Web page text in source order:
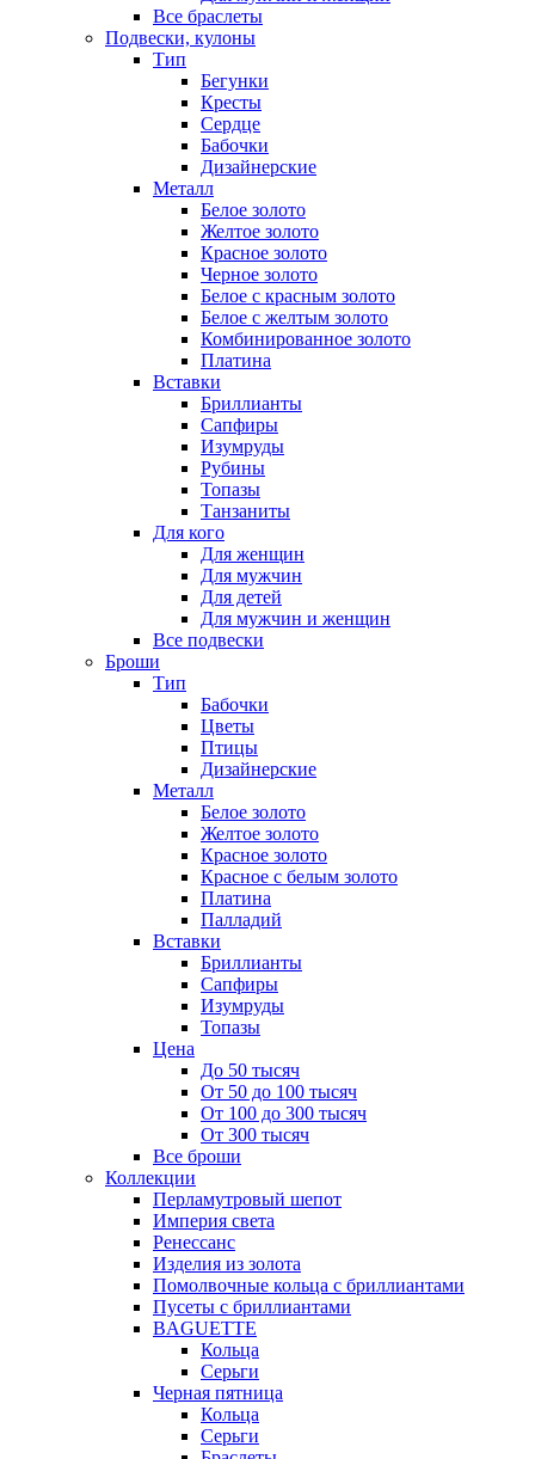
Все браслеты
Подвески, кулоны
Тип
Бегунки
Кресты
Сердце
Бабочки
Дизайнерские
Металл
Белое золото
Желтое золото
Красное золото
Черное золото
Белое с красным золото
Белое с желтым золото
Комбинированное золото
Платина
Вставки
Бриллианты
Сапфиры
Изумруды
Рубины
Топазы
Танзаниты
Для кого
Для женщин
Для мужчин
Для детей
Для мужчин и женщин
Все подвески
Броши
Тип
Бабочки
Цветы
Птицы
Дизайнерские
Металл
Белое золото
Желтое золото
Красное золото
Красное с белым золото
Платина
Палладий
Вставки
Бриллианты
Сапфиры
Изумруды
Топазы
Цена
До 50 тысяч
От 50 до 100 тысяч
От 100 до 300 тысяч
От 300 тысяч
Все броши
Коллекции
Перламутровый шепот
Империя света
Ренессанс
Изделия из золота
Помолвочные кольца с бриллиантами
Пусеты с бриллиантами
BAGUETTE
Кольца
Серьги
Черная пятница
Кольца
Серьги